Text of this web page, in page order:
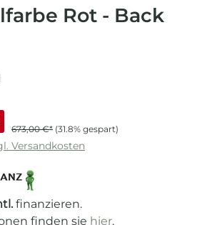
Rot - Back
673,00 €* (31.8% gespart)
Versandkosten
finanzieren.
finden sie hier.